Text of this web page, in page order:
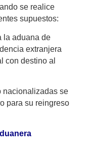
se realice
supuestos:
la aduana de
extranjera
con destino al
nacionalizadas se
para su reingreso